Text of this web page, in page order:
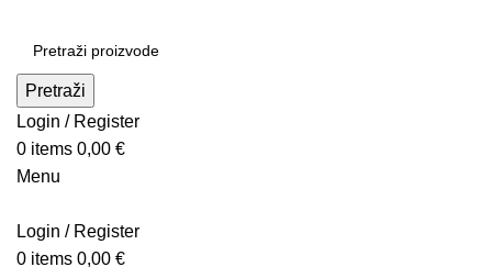
Pretraži
Login / Register
0 items 0,00 €
Menu
Login / Register
0 items 0,00 €